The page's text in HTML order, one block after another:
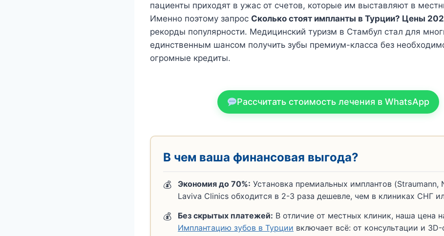
пациенты приходят в ужас от счетов, которые им выставляют в
Именно поэтому запрос Сколько стоят импланты в Турции? Цены
рекорды популярности. Медицинский туризм в Стамбул стал для
единственным шансом получить зубы премиум-класса без
огромные кредиты.
Рассчитать стоимость лечения в WhatsApp
В чем ваша финансовая выгода?
Экономия до 70%: Установка премиальных имплантов (Straumann,
Laviva Clinics обходится в 2-3 раза дешевле, чем в клиниках СНГ
Без скрытых платежей: В отличие от местных клиник, наша цена
Имплантацию зубов в Турции включает всё: от консультации и